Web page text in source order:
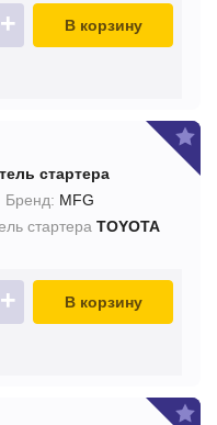
+ В корзину
стартера
Бренд: MFG
стартера TOYOTA
+ В корзину